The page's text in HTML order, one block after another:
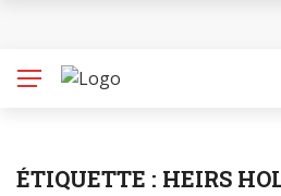
Populations autochtones
Promotion et protection des
ÉTIQUETTE : HEIRS